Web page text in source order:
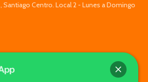
Santiago Centro. Local 2 - Lunes a Domingo
4676